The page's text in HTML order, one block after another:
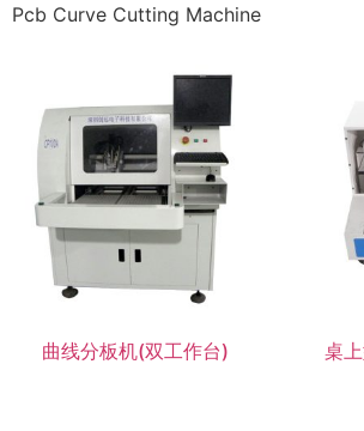
Pcb Curve Cutting Machine
曲线分板机(双工作台) 桌